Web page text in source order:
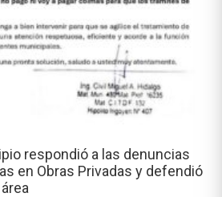
respondió a las denuncias
en Obras Privadas y defendió